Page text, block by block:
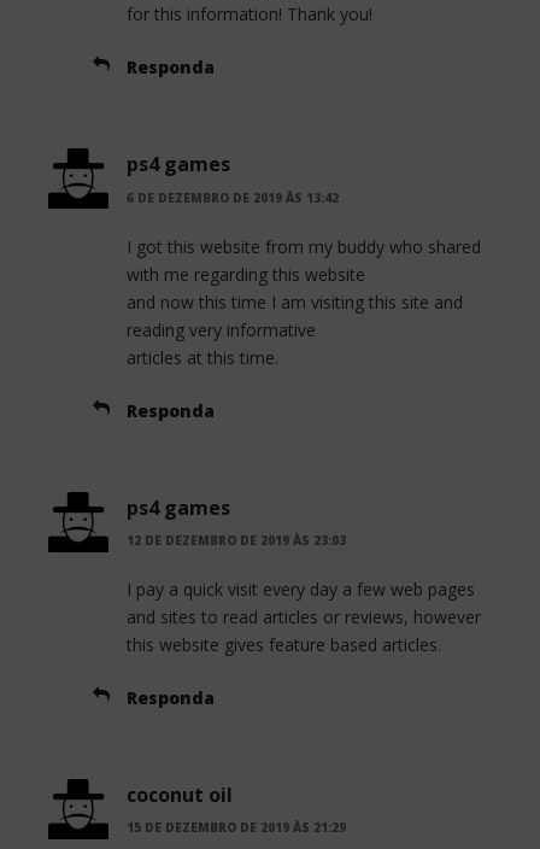
for this information! Thank you!
Responda
ps4 games
6 DE DEZEMBRO DE 2019 ÀS 13:42
I got this website from my buddy who shared
with me regarding this website
and now this time I am visiting this site and
reading very informative
articles at this time.
Responda
ps4 games
12 DE DEZEMBRO DE 2019 ÀS 23:03
I pay a quick visit every day a few web pages
and sites to read articles or reviews, however
this website gives feature based articles.
Responda
coconut oil
15 DE DEZEMBRO DE 2019 ÀS 21:29